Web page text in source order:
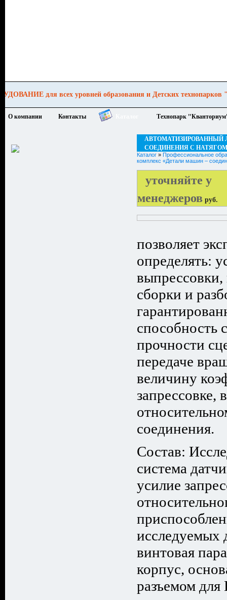
и Детских технопарков
О компании Контакты Технопарк
АВТОМАТИЗИРОВАННЫЙ
СОЕДИНЕНИЯ С
Каталог » Профессиональное
комплекс «Детали машин –
уточняйте у
менеджеров руб.
позволяет
определять:
сборки и
способность
прочности
передаче
величину
запрессовке,
соединения.
Состав:
система
усилие
исследуемых
винтовая
корпус,
разъемом